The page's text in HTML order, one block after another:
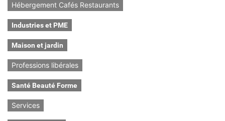
Hébergement Cafés Restaurants
Industries et PME
Maison et jardin
Professions libérales
Santé Beauté Forme
Services